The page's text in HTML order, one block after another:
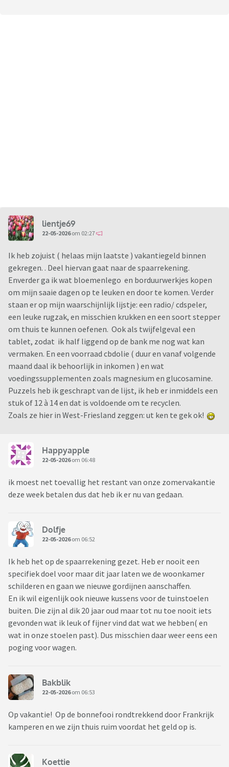
lientje69
22-05-2026om 02:27
Ik heb zojuist ( helaas mijn laatste ) vakantiegeld binnen
gekregen. . Deel hiervan gaat naar de spaarrekening.
Enverder ga ik wat bloemenlego en borduurwerkjes kopen
om mijn saaie dagen op te leuken en door te komen. Verder
staan er op mijn waarschijnlijk lijstje: een radio/ cdspeler,
een leuke rugzak, en misschien krukken en een soort stepper
om thuis te kunnen oefenen. Ook als twijfelgeval een
tablet, zodat ik half liggend op de bank me nog wat kan
vermaken. En een voorraad cbdolie ( duur en vanaf volgende
maand daal ik behoorlijk in inkomen ) en wat
voedingssupplementen zoals magnesium en glucosamine.
Puzzels heb ik geschrapt van de lijst, ik heb er inmiddels een
stuk of 12 à 14 en dat is voldoende om te recyclen.
Zoals ze hier in West-Friesland zeggen: ut ken te gek ok!
Happyapple
22-05-2026om 06:48
ik moest net toevallig het restant van onze zomervakantie
deze week betalen dus dat heb ik er nu van gedaan.
Dolfje
22-05-2026om 06:52
Ik heb het op de spaarrekening gezet. Heb er nooit een
specifiek doel voor maar dit jaar laten we de woonkamer
schilderen en gaan we nieuwe gordijnen aanschaffen.
En ik wil eigenlijk ook nieuwe kussens voor de tuinstoelen
buiten. Die zijn al dik 20 jaar oud maar tot nu toe nooit iets
gevonden wat ik leuk of fijner vind dat wat we hebben( en
wat in onze stoelen past). Dus misschien daar weer eens een
poging voor wagen.
Bakblik
22-05-2026om 06:53
Op vakantie! Op de bonnefooi rondtrekkend door Frankrijk
kamperen en we zijn thuis ruim voordat het geld op is.
Koettie